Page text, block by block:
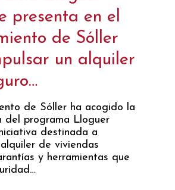
presenta en el
de Sóller
un alquiler
de Sóller ha acogido la
del programa Lloguer
destinada a
de viviendas
y herramientas que